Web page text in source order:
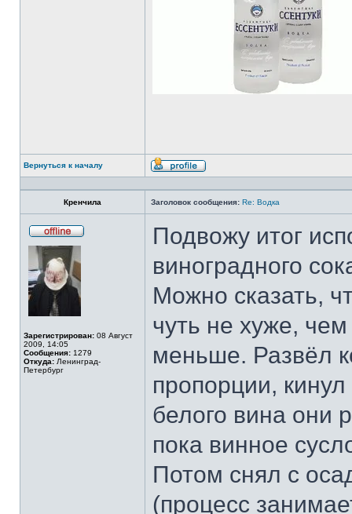
Вернуться к началу
Профиль
Кренчила Заголовок сообщения: Re: Водка
Зарегистрирован: 08 Август
2009, 14:05
Сообщения: 1279
Откуда: Ленинград-
Петербург
Подвожу итог
виноградного
Можно сказать,
чуть не хуже,
меньше. Развёл
пропорции,
белого вина они
пока винное
Потом снял с
(процесс